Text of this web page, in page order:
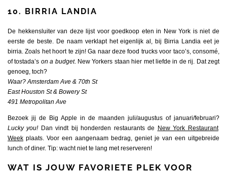
10. BIRRIA LANDIA
De hekkensluiter van deze lijst voor goedkoop eten in New York is niet de
eerste de beste. De naam verklapt het eigenlijk al, bij Birria Landia eet je
birria. Zoals het hoort te zijn! Ga naar deze food trucks voor taco’s, consomé,
of tostada’s on a budget. New Yorkers staan hier met liefde in de rij. Dat zegt
genoeg, toch?
Waar? Amsterdam Ave & 70th St
East Houston St & Bowery St
491 Metropolitan Ave
Bezoek jij de Big Apple in de maanden juli/augustus of januari/februari?
Lucky you!Dan vindt bij honderden restaurants de New York Restaurant
Week plaats. Voor een aangenaam bedrag, geniet je van een uitgebreide
lunch of diner. Tip: wacht niet te lang met reserveren!
WAT IS JOUW FAVORIETE PLEK VOOR